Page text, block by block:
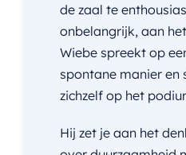
de zaal te
onbelangrijk, aan
Wiebe spreekt op
spontane manier en
zichzelf op het
Hij zet je aan het